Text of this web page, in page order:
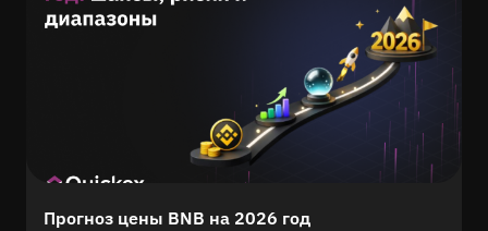
Прогноз цены BNB на 2026 год